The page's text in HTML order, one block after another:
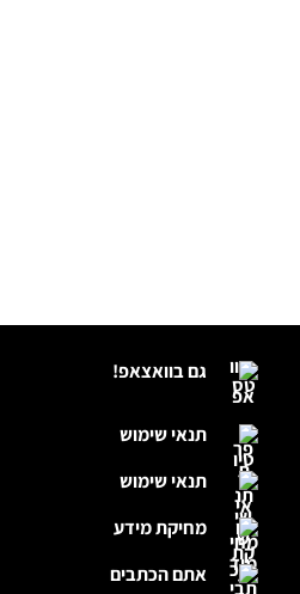
גם בוואצאפ!
תנאי שימוש
תנאי שימוש
מחיקת מידע
אתם הכתבים